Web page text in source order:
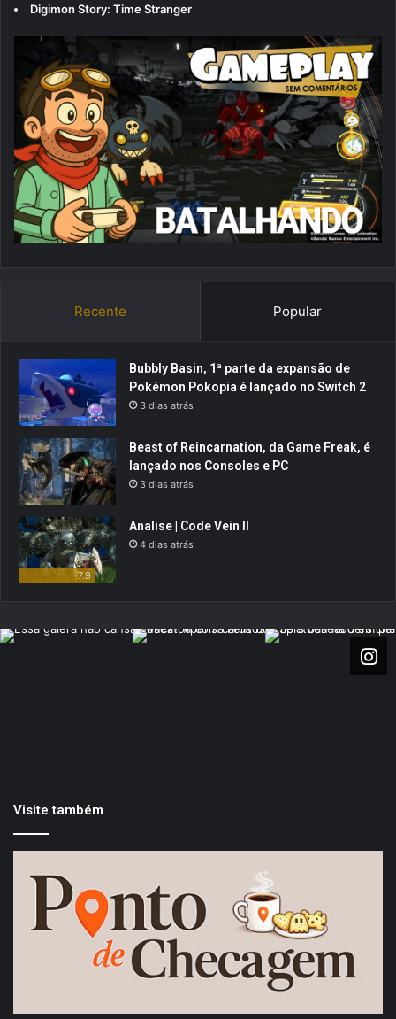
Digimon Story: Time Stranger
Recente Popular
Bubbly Basin, 1ª parte da expansão de
Pokémon Pokopia é lançado no Switch 2
3 dias atrás
Beast of Reincarnation, da Game Freak, é
lançado nos Consoles e PC
3 dias atrás
7.9
Analise | Code Vein II
4 dias atrás
Visite também